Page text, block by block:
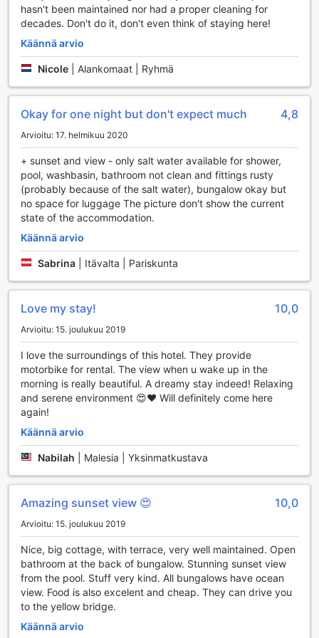
matkakokemuksia tai vain rentoutua mukavassa seurassa.
Olitpa sitten etsimässä aktiviteetteja tai rauhoittumista, The
Ocean Sunset Villa Ceninganissa on tarjolla monia
viihdemahdollisuuksia, jotka tekevät lomastasi
ikimuistoisen.
Urheilumahdollisuudet The Ocean Sunset Villassa
Ceninganissa
The Ocean Sunset Villa Ceningan tarjoaa upeita
urheilumahdollisuuksia, jotka tekevät lomastasi
unohtumatonta. Hotellin sisäuima-allas on täydellinen
paikka rentoutua ja nauttia rauhallisesta ympäristöstä, kun
taas ulkouima-allas kutsuu virkistymään
auringonpaisteessa. Molemmat altaat tarjoavat
kauniissa maisemissa.
Vesilajien ystäville The Ocean Sunset Villa Ceningan on
todellinen paratiisi. Hotelli tarjoaa sekä moottoroituja että
ei-moottoroituja vesilajeja, joten voit valita juuri sinulle
kiinnostunut kalastuksesta, sukelluksesta tai vain
rentoutumisesta rannalla, täällä on jotakin jokaiselle. Lisäksi
alueen vaelluspolut tarjoavat upeita mahdollisuuksia
tutustua Baliin luonnon helmassa, joten voit yhdistää
aktiivisen loman rauhoittavaan ympäristöön.
Mukavuudet The Ocean Sunset Villassa Ceninganissa
The Ocean Sunset Villa Ceningan tarjoaa vierailleen
miellyttävämmän. 24 tunnin huonepalvelu varmistaa, että
sinun tarvitsee poistua huoneestasi. Hotellin concierge-
palvelu on aina valmiina auttamaan sinua järjestämään
aktiviteetteja tai löytämään parhaita paikallisia
nähtävyyksiä. Lisäksi saatavilla on pyykinpesupalvelu ja
kuivauspalvelu, joten voit keskittyä nauttimaan lomastasi
ilman huolia vaatteiden hoidosta.
Wi-fi on saatavilla ilmaiseksi kaikissa huoneissa sekä
julkisissa tiloissa, mikä helpottaa yhteydenpitoa ja
suunnittelua lomasi aikana. Hotellissa on myös erikseen
merkitty tupakointialue, joka takaa mukautuvan ympäristön
kaikille vieraille. Luggage storage -palvelu mahdollistaa
hasn't been maintained nor had a proper cleaning for
decades. Don't do it, don't even think of staying here!
Käännä arvio
Nicole Alankomaat | Ryhmä
Okay for one night but don't expect much 4,8
Arvioitu: 17. helmikuu 2020
+ sunset and view - only salt water available for shower,
pool, washbasin, bathroom not clean and fittings rusty
(probably because of the salt water), bungalow okay but
no space for luggage The picture don't show the current
state of the accommodation.
Käännä arvio
Sabrina Itävalta | Pariskunta
Love my stay! 10,0
Arvioitu: 15. joulukuu 2019
I love the surroundings of this hotel. They provide
motorbike for rental. The view when u wake up in the
morning is really beautiful. A dreamy stay indeed! Relaxing
and serene environment 😍❤️ Will definitely come here
again!
Käännä arvio
Nabilah Malesia | Yksinmatkustava
Amazing sunset view 😍 10,0
Arvioitu: 15. joulukuu 2019
Nice, big cottage, with terrace, very well maintained. Open
bathroom at the back of bungalow. Stunning sunset view
from the pool. Stuff very kind. All bungalows have ocean
view. Food is also excelent and cheap. They can drive you
to the yellow bridge.
Käännä arvio